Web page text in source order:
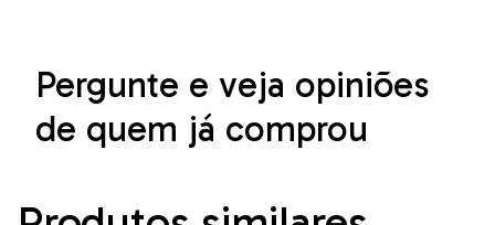
Pergunte e veja opiniões
de quem já comprou